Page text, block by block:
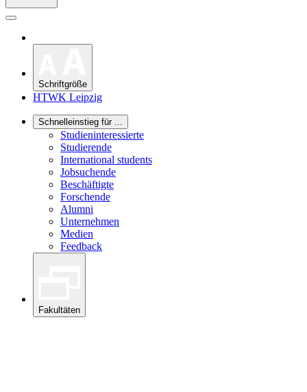
Schriftgröße
HTWK Leipzig
Schnelleinstieg für ...
Studieninteressierte
Studierende
International students
Jobsuchende
Beschäftigte
Forschende
Alumni
Unternehmen
Medien
Feedback
Fakultäten